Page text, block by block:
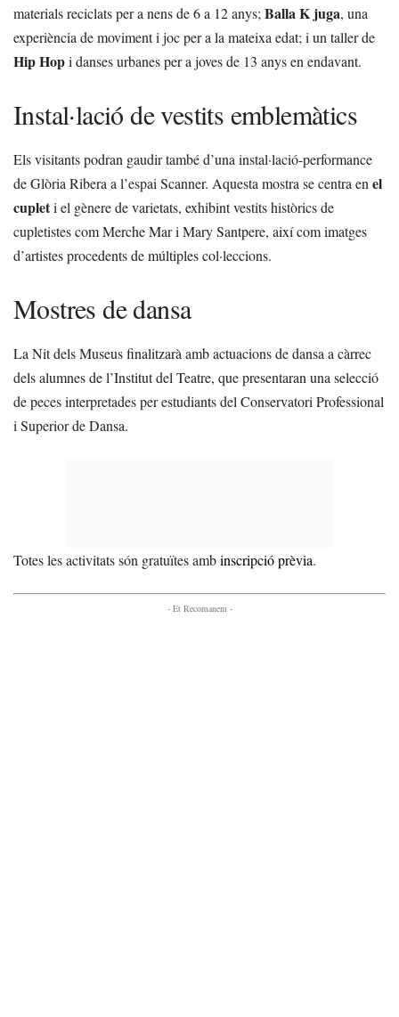
materials reciclats per a nens de 6 a 12 anys; Balla K juga, una
experiència de moviment i joc per a la mateixa edat; i un taller de
Hip Hopi danses urbanes per a joves de 13 anys en endavant.
Instal·lació de vestits emblemàtics
Els visitants podran gaudir també d’una instal·lació-performance
de Glòria Ribera a l’espai Scanner. Aquesta mostra se centra en el
cupleti el gènere de varietats, exhibint vestits històrics de
cupletistes com Merche Mar i Mary Santpere, així com imatges
d’artistes procedents de múltiples col·leccions.
Mostres de dansa
La Nit dels Museus finalitzarà amb actuacions de dansa a càrrec
dels alumnes de l’Institut del Teatre, que presentaran una selecció
de peces interpretades per estudiants del Conservatori Professional
i Superior de Dansa.
Totes les activitats són gratuïtes ambinscripció prèvia.
- Et Recomanem -